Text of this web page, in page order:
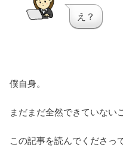
え？
僕自身。
まだまだ全然できていない
この記事を読んでくださっ